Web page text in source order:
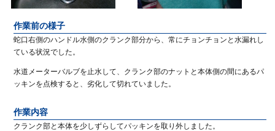
作業前の様子
蛇口右側のハンドル水側のクランク部分から、常にチョンチョンと水漏れし
ている状況でした。
水道メーターバルブを止水して、クランク部のナットと本体側の間にあるパ
ッキンを点検すると、劣化して切れていました。
作業内容
クランク部と本体を少しずらしてパッキンを取り外しました。